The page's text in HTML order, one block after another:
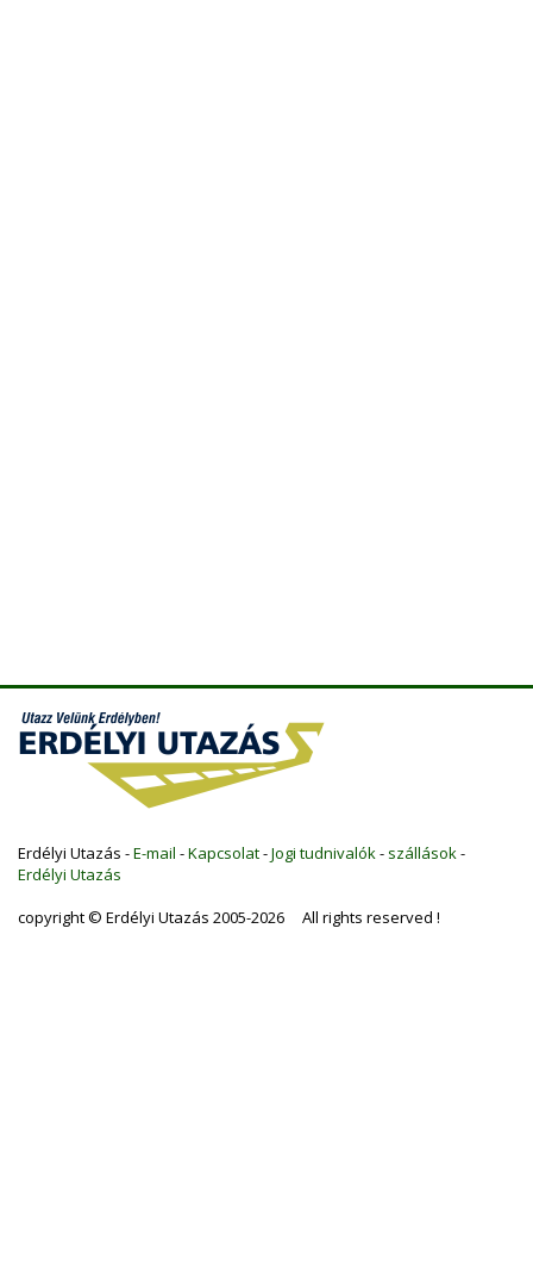
Erdélyi Utazás -E-mail -Kapcsolat-Jogi tudnivalók- szállások-
Erdélyi Utazás
copyright © Erdélyi Utazás 2005-2026 All rights reserved !